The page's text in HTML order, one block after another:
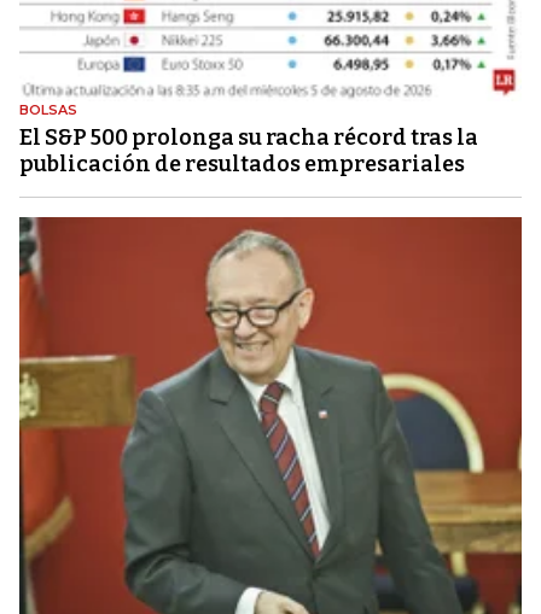
BOLSAS
El S&P 500 prolonga su racha récord tras la
publicación de resultados empresariales